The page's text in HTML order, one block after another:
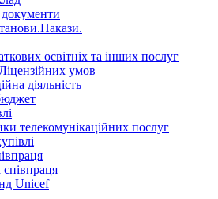
освітніх та інших послуг
умов
діяльність
телекомунікаційних послуг
Unicef